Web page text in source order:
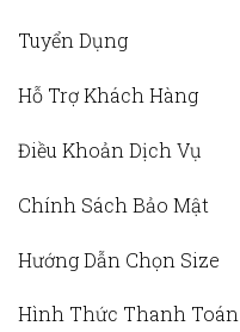
Tuyển Dụng
Hỗ Trợ Khách Hàng
Điều Khoản Dịch Vụ
Chính Sách Bảo Mật
Hướng Dẫn Chọn Size
Hình Thức Thanh Toán